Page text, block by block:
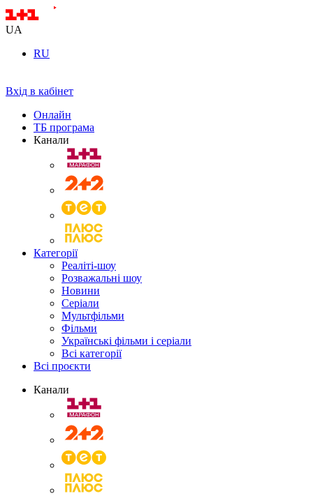
UA
RU
Вхід в кабінет
Онлайн
ТБ програма
Канали
Категорії
Реаліті-шоу
Розважальні шоу
Новини
Серіали
Мультфільми
Фільми
Українські фільми і серіали
Всі категорії
Всі проєкти
Канали